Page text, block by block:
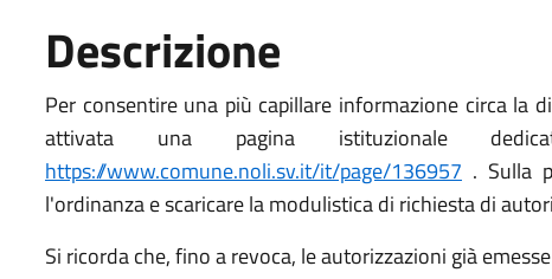
Descrizione
Per consentire una più capillare informazione circa la
attivata una pagina istituzionale
https://www.comune.noli.sv.it/it/page/136957 . Sulla
l'ordinanza e scaricare la modulistica di richiesta di
Si ricorda che, fino a revoca, le autorizzazioni già